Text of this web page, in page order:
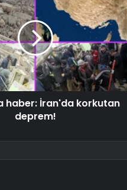
haber: İran'da korkutan
deprem!